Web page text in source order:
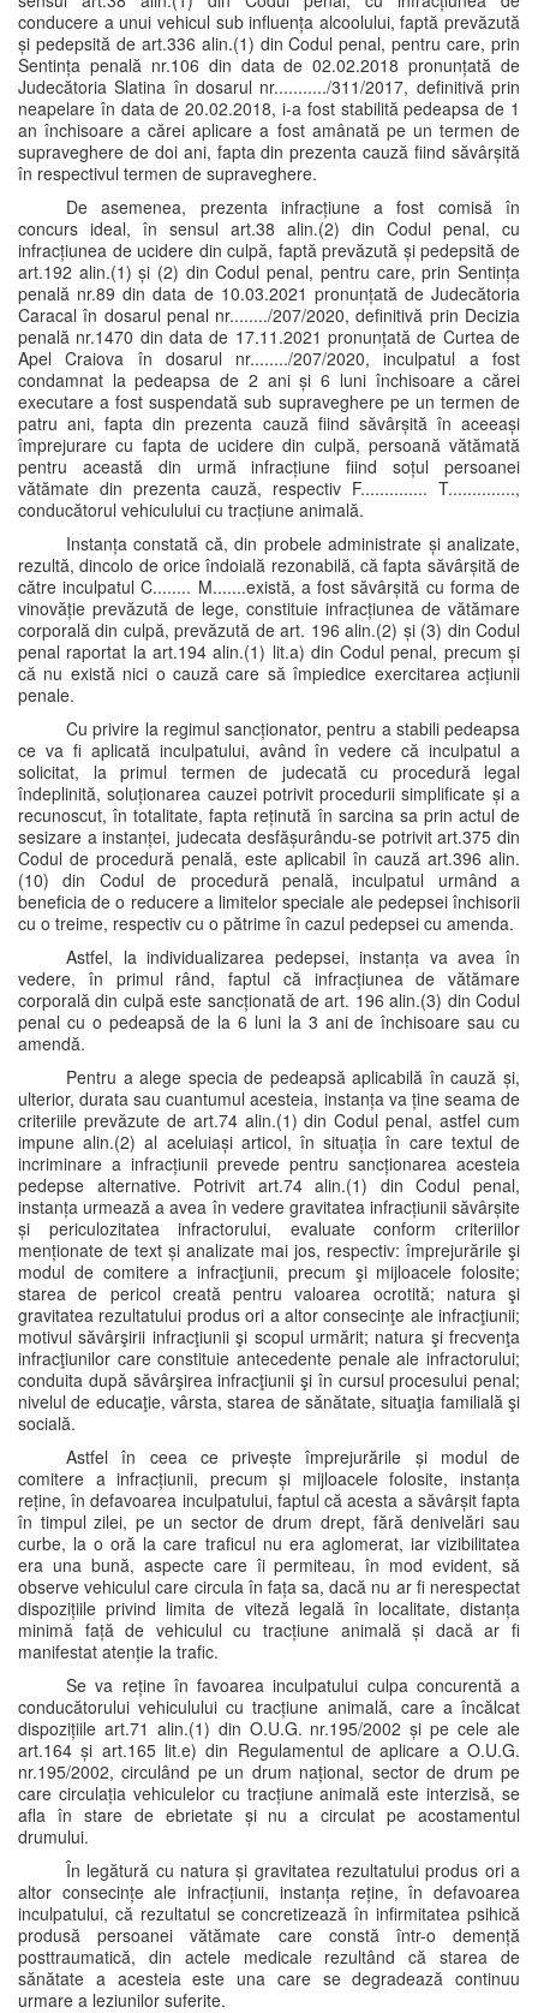
conducere a unui vehicul sub influența alcoolului, faptă prevăzută
și pedepsită de art.336 alin.(1) din Codul penal, pentru care, prin
Sentința penală nr.106 din data de 02.02.2018 pronunțată de
Judecătoria Slatina în dosarul nr.........../311/2017, definitivă prin
neapelare în data de 20.02.2018, i-a fost stabilită pedeapsa de 1
an închisoare a cărei aplicare a fost amânată pe un termen de
supraveghere de doi ani, fapta din prezenta cauză fiind săvârșită
în respectivul termen de supraveghere.
De asemenea, prezenta infracțiune a fost comisă în
concurs ideal, în sensul art.38 alin.(2) din Codul penal, cu
infracțiunea de ucidere din culpă, faptă prevăzută și pedepsită de
art.192 alin.(1) și (2) din Codul penal, pentru care, prin Sentința
penală nr.89 din data de 10.03.2021 pronunțată de Judecătoria
Caracal în dosarul penal nr......../207/2020, definitivă prin Decizia
penală nr.1470 din data de 17.11.2021 pronunțată de Curtea de
Apel Craiova în dosarul nr......../207/2020, inculpatul a fost
condamnat la pedeapsa de 2 ani și 6 luni închisoare a cărei
executare a fost suspendată sub supraveghere pe un termen de
patru ani, fapta din prezenta cauză fiind săvârșită în aceeași
împrejurare cu fapta de ucidere din culpă, persoană vătămată
pentru această din urmă infracțiune fiind soțul persoanei
vătămate din prezenta cauză, respectiv F.............. T..............,
conducătorul vehiculului cu tracțiune animală.
Instanța constată că, din probele administrate și analizate,
rezultă, dincolo de orice îndoială rezonabilă, că fapta săvârșită de
către inculpatul C........ M.......există, a fost săvârșită cu forma de
vinovăție prevăzută de lege, constituie infracțiunea de vătămare
corporală din culpă, prevăzută de art. 196 alin.(2) și (3) din Codul
penal raportat la art.194 alin.(1) lit.a) din Codul penal, precum și
că nu există nici o cauză care să împiedice exercitarea acțiunii
penale.
Cu privire la regimul sancționator, pentru a stabili pedeapsa
ce va fi aplicată inculpatului, având în vedere că inculpatul a
solicitat, la primul termen de judecată cu procedură legal
îndeplinită, soluționarea cauzei potrivit procedurii simplificate și a
recunoscut, în totalitate, fapta reținută în sarcina sa prin actul de
sesizare a instanței, judecata desfășurându-se potrivit art.375 din
Codul de procedură penală, este aplicabil în cauză art.396 alin.
(10) din Codul de procedură penală, inculpatul urmând a
beneficia de o reducere a limitelor speciale ale pedepsei închisorii
cu o treime, respectiv cu o pătrime în cazul pedepsei cu amenda.
Astfel, la individualizarea pedepsei, instanța va avea în
vedere, în primul rând, faptul că infracțiunea de vătămare
corporală din culpă este sancționată de art. 196 alin.(3) din Codul
penal cu o pedeapsă de la 6 luni la 3 ani de închisoare sau cu
amendă.
Pentru a alege specia de pedeapsă aplicabilă în cauză și,
ulterior, durata sau cuantumul acesteia, instanța va ține seama de
criteriile prevăzute de art.74 alin.(1) din Codul penal, astfel cum
impune alin.(2) al aceluiași articol, în situația în care textul de
incriminare a infracțiunii prevede pentru sancționarea acesteia
pedepse alternative. Potrivit art.74 alin.(1) din Codul penal,
instanța urmează a avea în vedere gravitatea infracțiunii săvârșite
și periculozitatea infractorului, evaluate conform criteriilor
menționate de text și analizate mai jos, respectiv: împrejurările şi
modul de comitere a infracţiunii, precum şi mijloacele folosite;
starea de pericol creată pentru valoarea ocrotită; natura şi
gravitatea rezultatului produs ori a altor consecinţe ale infracţiunii;
motivul săvârşirii infracţiunii şi scopul urmărit; natura şi frecvenţa
infracţiunilor care constituie antecedente penale ale infractorului;
conduita după săvârşirea infracţiunii şi în cursul procesului penal;
nivelul de educaţie, vârsta, starea de sănătate, situaţia familială şi
socială.
Astfel în ceea ce privește împrejurările și modul de
comitere a infracțiunii, precum și mijloacele folosite, instanța
reține, în defavoarea inculpatului, faptul că acesta a săvârșit fapta
în timpul zilei, pe un sector de drum drept, fără denivelări sau
curbe, la o oră la care traficul nu era aglomerat, iar vizibilitatea
era una bună, aspecte care îi permiteau, în mod evident, să
observe vehiculul care circula în fața sa, dacă nu ar fi nerespectat
dispozițiile privind limita de viteză legală în localitate, distanța
minimă față de vehiculul cu tracțiune animală și dacă ar fi
manifestat atenție la trafic.
Se va reține în favoarea inculpatului culpa concurentă a
conducătorului vehiculului cu tracțiune animală, care a încălcat
dispozițiile art.71 alin.(1) din O.U.G. nr.195/2002 și pe cele ale
art.164 și art.165 lit.e) din Regulamentul de aplicare a O.U.G.
nr.195/2002, circulând pe un drum național, sector de drum pe
care circulația vehiculelor cu tracțiune animală este interzisă, se
afla în stare de ebrietate și nu a circulat pe acostamentul
drumului.
În legătură cu natura și gravitatea rezultatului produs ori a
altor consecințe ale infracțiunii, instanța reține, în defavoarea
inculpatului, că rezultatul se concretizează în infirmitatea psihică
produsă persoanei vătămate care constă într-o demență
posttraumatică, din actele medicale rezultând că starea de
sănătate a acesteia este una care se degradează continuu
urmare a leziunilor suferite.